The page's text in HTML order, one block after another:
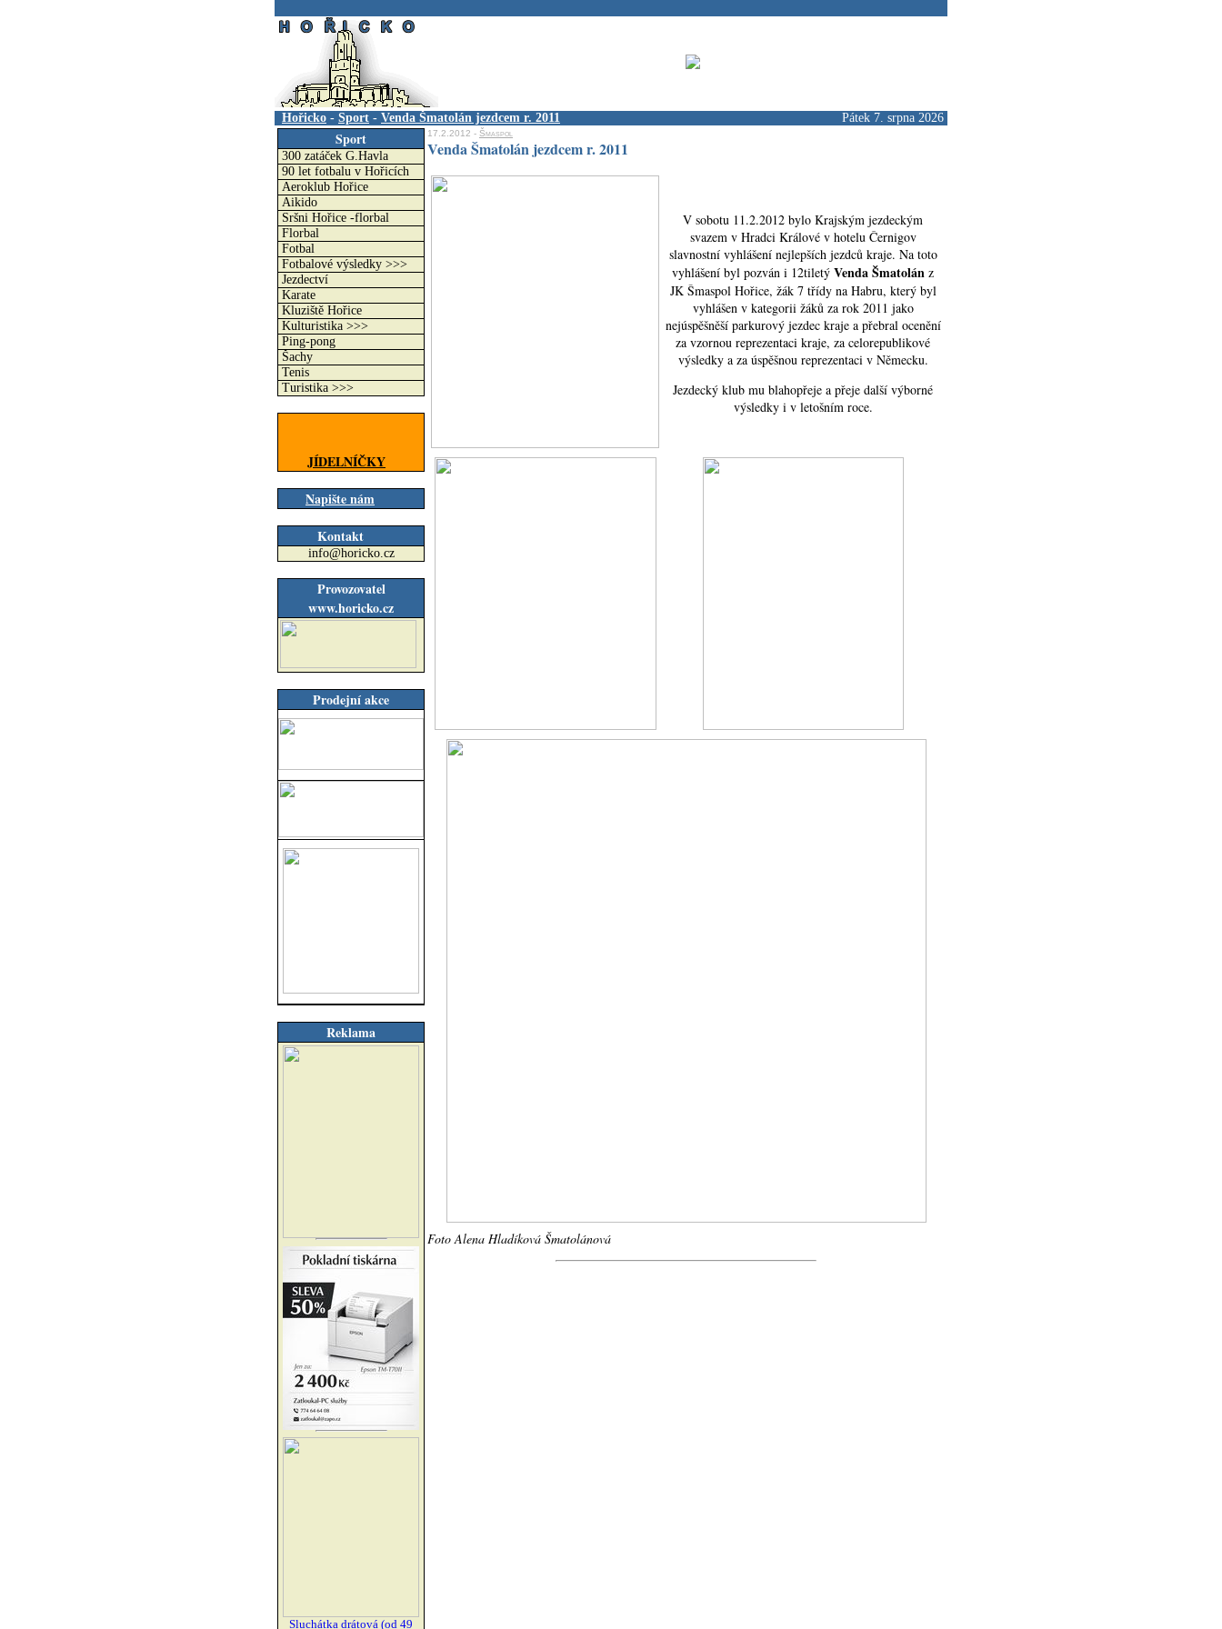
Hořicko - Sport - Venda Šmatolán jezdcem r. 2011 Pátek 7. srpna 2026
Sport
300 zatáček G.Havla
90 let fotbalu v Hořicích
Aeroklub Hořice
Aikido
Sršni Hořice -florbal
Florbal
Fotbal
Fotbalové výsledky >>>
Jezdectví
Karate
Kluziště Hořice
Kulturistika >>>
Ping-pong
Šachy
Tenis
Turistika >>>
JÍDELNÍČKY
Napište nám
Kontakt
info@horicko.cz
Provozovatel
www.horicko.cz
Prodejní akce
Reklama
Sluchátka drátová (od 49
17.2.2012 - Šmaspol
Venda Šmatolán jezdcem r. 2011
V sobotu 11.2.2012 bylo Krajským jezdeckým
svazem v Hradci Králové v hotelu Černigov
slavnostní vyhlášení nejlepších jezdců kraje. Na toto
vyhlášení byl pozván i 12tiletý Venda Šmatolán z
JK Šmaspol Hořice, žák 7 třídy na Habru, který byl
vyhlášen v kategorii žáků za rok 2011 jako
nejúspěšněší parkurový jezdec kraje a přebral ocenění
za vzornou reprezentaci kraje, za celorepublikové
výsledky a za úspěšnou reprezentaci v Německu.
Jezdecký klub mu blahopřeje a přeje další výborné
výsledky i v letošním roce.
Foto Alena Hladíková Šmatolánová